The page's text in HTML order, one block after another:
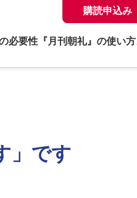
購読申込み
必要性 『月刊朝礼』の使い方
」です